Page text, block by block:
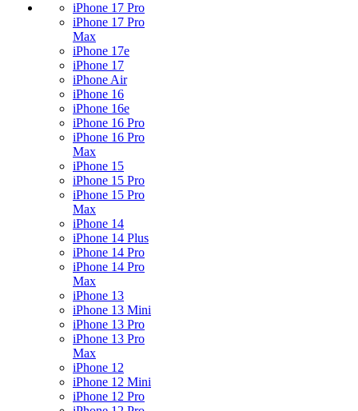
iPhone 17 Pro
iPhone 17 Pro
Max
iPhone 17e
iPhone 17
iPhone Air
iPhone 16
iPhone 16e
iPhone 16 Pro
iPhone 16 Pro
Max
iPhone 15
iPhone 15 Pro
iPhone 15 Pro
Max
iPhone 14
iPhone 14 Plus
iPhone 14 Pro
iPhone 14 Pro
Max
iPhone 13
iPhone 13 Mini
iPhone 13 Pro
iPhone 13 Pro
Max
iPhone 12
iPhone 12 Mini
iPhone 12 Pro